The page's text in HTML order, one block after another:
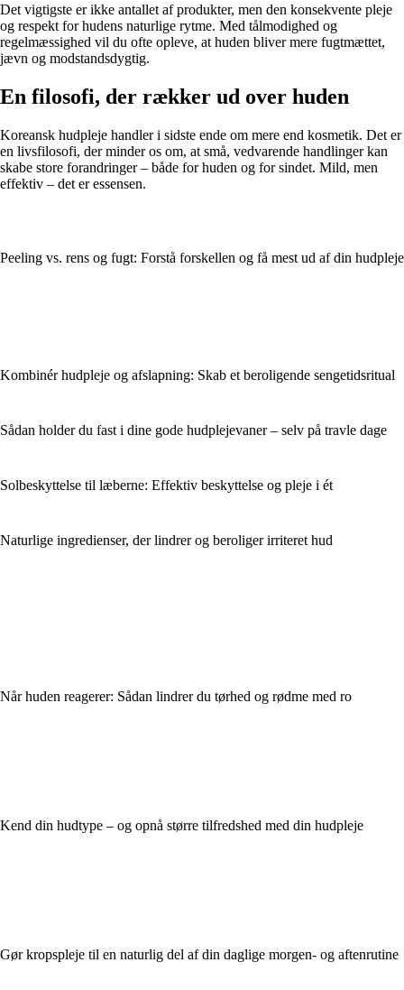
Det vigtigste er ikke antallet af produkter, men den konsekvente pleje
og respekt for hudens naturlige rytme. Med tålmodighed og
regelmæssighed vil du ofte opleve, at huden bliver mere fugtmættet,
jævn og modstandsdygtig.
En filosofi, der rækker ud over huden
Koreansk hudpleje handler i sidste ende om mere end kosmetik. Det er
en livsfilosofi, der minder os om, at små, vedvarende handlinger kan
skabe store forandringer – både for huden og for sindet. Mild, men
effektiv – det er essensen.
Peeling vs. rens og fugt: Forstå forskellen og få mest ud af din hudpleje
Kombinér hudpleje og afslapning: Skab et beroligende sengetidsritual
Sådan holder du fast i dine gode hudplejevaner – selv på travle dage
Solbeskyttelse til læberne: Effektiv beskyttelse og pleje i ét
Naturlige ingredienser, der lindrer og beroliger irriteret hud
Når huden reagerer: Sådan lindrer du tørhed og rødme med ro
Kend din hudtype – og opnå større tilfredshed med din hudpleje
Gør kropspleje til en naturlig del af din daglige morgen- og aftenrutine